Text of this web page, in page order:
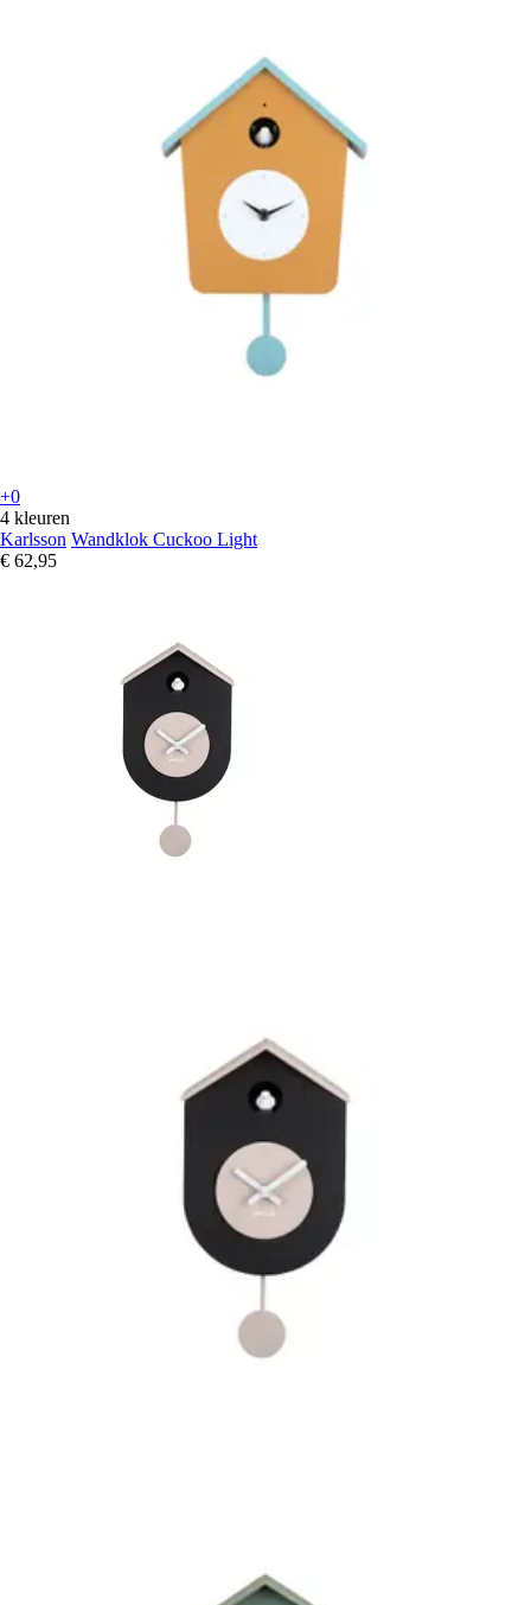
+0
4 kleuren
Karlsson Wandklok Cuckoo Light
€ 62,95